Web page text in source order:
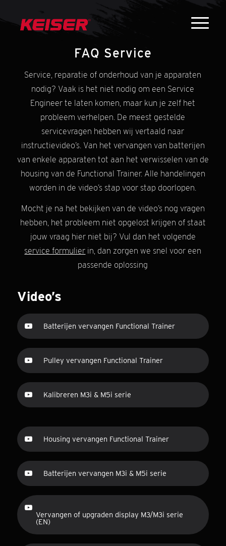
FAQ Service
Service, reparatie of onderhoud van je apparaten
nodig? Vaak is het niet nodig om een Service
Engineer te laten komen, maar kun je zelf het
probleem verhelpen. De meest gestelde
servicevragen hebben wij vertaald naar
instructievideo’s. Van het vervangen van batterijen
van enkele apparaten tot aan het verwisselen van de
housing van de Functional Trainer. Alle handelingen
worden in de video’s stap voor stap doorlopen.
Mocht je na het bekijken van de video’s nog vragen
hebben, het probleem niet opgelost krijgen of staat
jouw vraag hier niet bij? Vul dan het volgende
service formulier in, dan zorgen we snel voor een
passende oplossing
Video’s
Batterijen vervangen Functional Trainer
Pulley vervangen Functional Trainer
Kalibreren M3i & M5i serie
Housing vervangen Functional Trainer
Batterijen vervangen M3i & M5i serie
Vervangen of upgraden display M3/M3i serie
(EN)